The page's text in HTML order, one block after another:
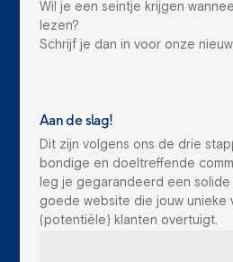
Wil je een seintje krijgen
lezen?
Schrijf je dan in voor onze
Aan de slag!
Dit zijn volgens ons de drie
bondige en doeltreffende
leg je gegarandeerd een
goede website die jouw unieke
(potentiële) klanten overtuigt.